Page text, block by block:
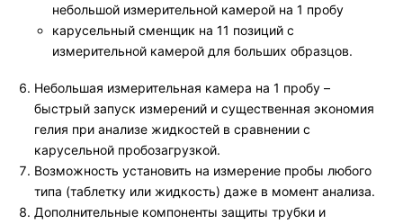
небольшой измерительной камерой на 1 пробу
карусельный сменщик на 11 позиций с
измерительной камерой для больших образцов.
Небольшая измерительная камера на 1 пробу –
быстрый запуск измерений и существенная экономия
гелия при анализе жидкостей в сравнении с
карусельной пробозагрузкой.
Возможность установить на измерение пробы любого
типа (таблетку или жидкость) даже в момент анализа.
Дополнительные компоненты защиты трубки и